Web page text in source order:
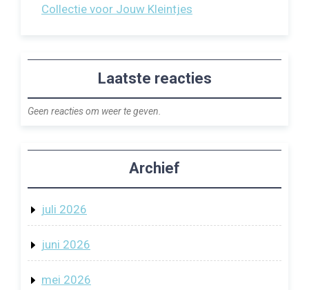
Collectie voor Jouw Kleintjes
Laatste reacties
Geen reacties om weer te geven.
Archief
juli 2026
juni 2026
mei 2026